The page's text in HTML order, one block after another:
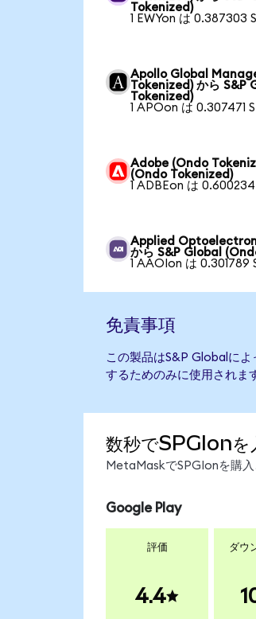
Tokenized)
1 EWYon は 0.387303
Apollo Global
Tokenized) から S&P
Tokenized)
1 APOon は 0.307471
Adobe (Ondo
(Ondo Tokenized)
1 ADBEon は
Applied
から S&P Global
1 AAOIon は 0.301789
免責事項
この製品はS&P Globalに
するためのみに使用されま
数秒でSPGIonを
MetaMaskでSPGIonを購
Google Play
評価
4.4
ダウ